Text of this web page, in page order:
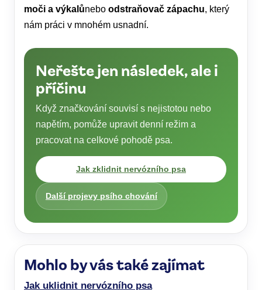
moči a výkalůnebo odstraňovač zápachu, který
nám práci v mnohém usnadní.
Neřešte jen následek, ale i
příčinu
Když značkování souvisí s nejistotou nebo
napětím, pomůže upravit denní režim a
pracovat na celkové pohodě psa.
Jak zklidnit nervózního psa
Další projevy psího chování
Mohlo by vás také zajímat
Jak uklidnit nervózního psa